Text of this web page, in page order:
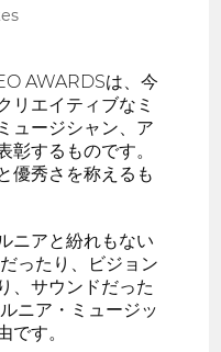
AWARDSは、今
リエイティブなミ
ュージシャン、ア
彰するものです。
優秀さを称えるも
ニアと紛れもない
ったり、ビジョン
、サウンドだった
ニア・ミュージッ
です。